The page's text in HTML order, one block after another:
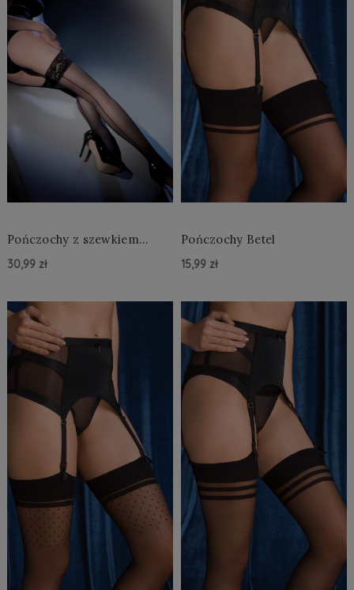
Pończochy z szewkiem
30,99 zł
Do Koszyka »
Pończochy Betel
15,99 zł
powiadom o dostępności